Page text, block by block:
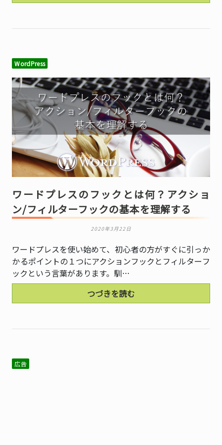
WordPress
ワードプレスのフックとは何？アクショ
ン/フィルターフックの基本を理解する
2020年3月22日
ワードプレスを使い始めて、初心者の方がすぐに引っか
かるポイントの１つにアクションフックとフィルターフ
ックという言葉があります。馴…
つづきを読む
広告